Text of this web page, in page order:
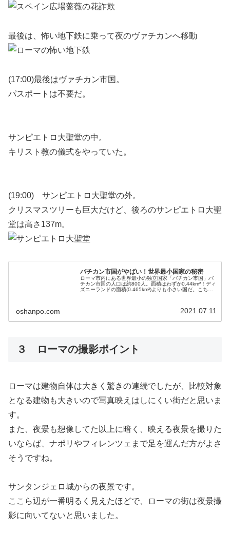
最後は、怖い地下鉄に乗って夜のヴァチカンへ移動
(17:00)最後はヴァチカン市国。
パスポートは不要だ。
サンピエトロ大聖堂の中。
キリスト教の儀式をやっていた。
(19:00) サンピエトロ大聖堂の外。
クリスマスツリーも巨大だけど、後ろのサンピエトロ大聖
堂は高さ137m。
バチカン市国がやばい！世界最小国家の秘密
ローマ市内にある世界最小の独立国家「バチカン市国」バ
チカン市国の人口は約800人。面積はわずか0.44km²！ディ
ズニーランドの面積(0.465km²)よりも小さい国だ。こちら
oshanpo.com 2021.07.11
３ ローマの撮影ポイント
ローマは建物自体は大きく驚きの連続でしたが、比較対象
となる建物も大きいので写真映えはしにくい街だと思いま
す。
また、夜景も想像してた以上に暗く、映える夜景を撮りた
いならば、ナポリやフィレンツェまで足を運んだ方がよさ
そうですね。
サンタンジェロ城からの夜景です。
ここら辺が一番明るく見えたほどで、ローマの街は夜景撮
影に向いてないと思いました。